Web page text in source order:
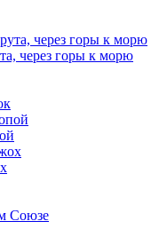
через горы к морю
Союзе